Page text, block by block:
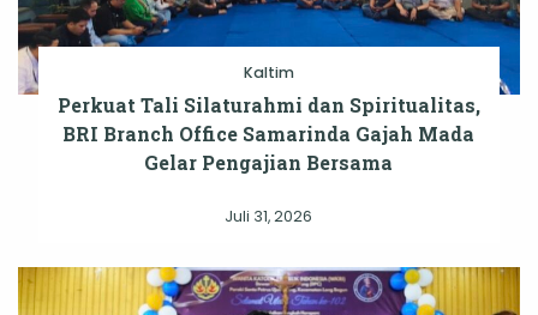
Kaltim
Perkuat Tali Silaturahmi dan Spiritualitas,
BRI Branch Office Samarinda Gajah Mada
Gelar Pengajian Bersama
Juli 31, 2026